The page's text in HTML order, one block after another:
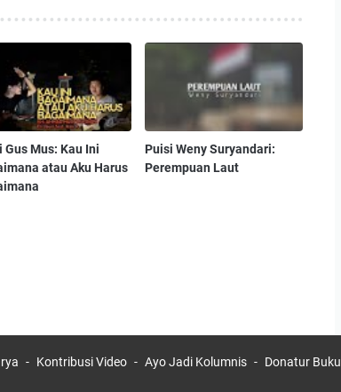
Gus Mus: Kau Ini
atau Aku Harus
Puisi Weny Suryandari:
Perempuan Laut
Kontribusi Video Ayo Jadi Kolumnis Donatur Buku